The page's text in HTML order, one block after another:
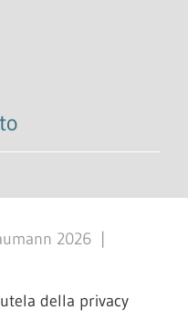
2026
della privacy